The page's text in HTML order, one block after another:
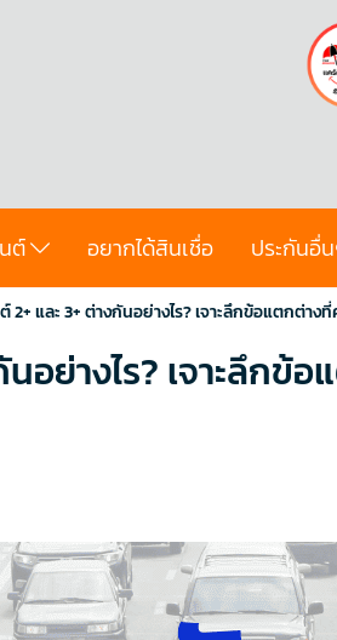
ต์ อยากได้สินเชื่อ ประกันอื่
และ 3+ ต่างกันอย่างไร? เจาะลึกข้อแตกต่างที่
อย่างไร? เจาะลึกข้